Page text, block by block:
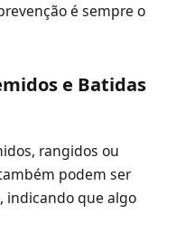
é sempre o
e Batidas
rangidos ou
podem ser
indicando que algo